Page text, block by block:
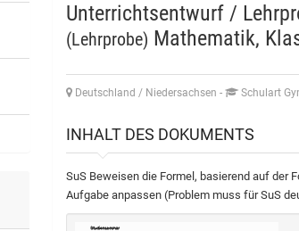
Unterrichtsentwurf /
(Lehrprobe) Mathematik,
Deutschland / Niedersachsen - Schulart
INHALT DES DOKUMENTS
SuS Beweisen die Formel, basierend auf der
Aufgabe anpassen (Problem muss für SuS